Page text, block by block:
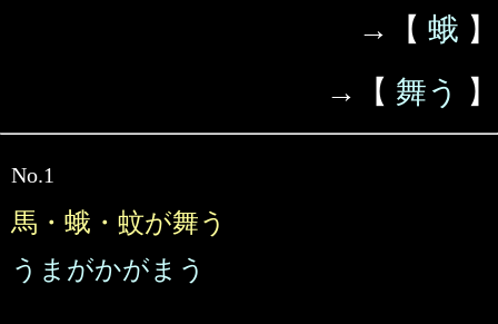
→【 蛾 】
→【 舞う 】
No.1
馬・蛾・蚊が舞う
うまがかがまう